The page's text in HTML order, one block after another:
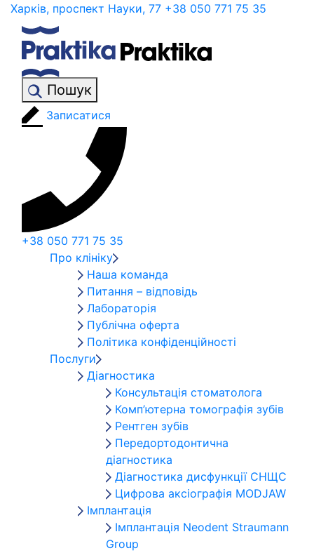
Харків, проспект Науки, 77 +38 050 771 75 35
Пошук
Записатися
+38 050 771 75 35
Про клініку
Наша команда
Питання – відповідь
Лабораторія
Публічна оферта
Політика конфіденційності
Послуги
Діагностика
Консультація стоматолога
Комп’ютерна томографія зубів
Рентген зубів
Передортодонтична
діагностика
Діагностика дисфункції СНЩС
Цифрова аксіографія MODJAW
Імплантація
Імплантація Neodent Straumann
Group